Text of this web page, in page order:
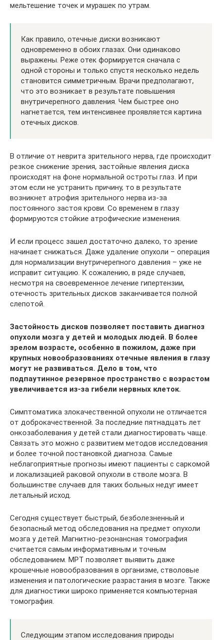
мельтешение точек и мурашек по утрам.
Как правило, отечные диски возникают
одновременно в обоих глазах. Они одинаково
выражены. Реже отек формируется сначала с
одной стороны и только спустя несколько недель
становится симметричным. Врачи предполагают,
что это возникает в результате повышения
внутричерепного давления. Чем быстрее оно
нагнетается, тем интенсивнее проявляется картина
отечных дисков.
В отличие от неврита зрительного нерва, где происходит
резкое снижение зрения, застойные явления диска
происходят на фоне нормальной остроты глаз. И при
этом если не устранить причину, то в результате
возникнет атрофия зрительного нерва из-за
постоянного застоя крови. Со временем в глазу
формируются стойкие атрофические изменения.
И если процесс зашел достаточно далеко, то зрение
начинает снижаться. Даже удаление опухоли – операция
для нормализации внутричерепного давления – уже не
исправит ситуацию. К сожалению, в ряде случаев,
несмотря на своевременное лечение гипертензии,
отечность зрительных дисков заканчивается полной
слепотой.
Застойность дисков позволяет поставить диагноз
опухоли мозга у детей и молодых людей. В более
зрелом возрасте, особенно в пожилом, даже при
крупных новообразованиях отечные явления в глазу
могут не развиваться. Дело в том, что
подпаутинное резервное пространство с возрастом
увеличивается из-за гибели нервных клеток.
Симптоматика злокачественной опухоли не отличается
от доброкачественной. За последние пятнадцать лет
онкозаболевания у детей стали диагностировать чаще.
Связать это можно с развитием методов исследования
и более точной постановкой диагноза. Самые
неблагоприятные прогнозы имеют пациенты с саркомой
и локализацией раковой опухоли в стволе мозга. В
большинстве случаев для таких больных недуг имеет
летальный исход.
Сегодня существует быстрый, безболезненный и
безопасный метод обследования на предмет опухоли
мозга у детей. Магнитно-резонансная томография
считается самым информативным и точным
обследованием. МРТ позволяет выявить даже
крошечные новообразования в организме, стволовые
изменения и патологические разрастания в мозге. Также
для диагностики широко применяется компьютерная
томография.
Следующим этапом исследования природы